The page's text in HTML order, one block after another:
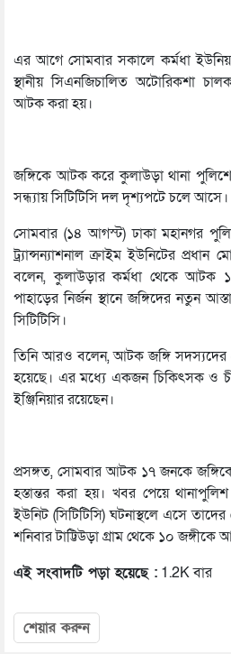
এর আগে সোমবার সকালে কর্মধা
স্থানীয় সিএনজিচালিত অটোরিকশা
আটক করা হয়।
জঙ্গিকে আটক করে কুলাউড়া থানা
সন্ধ্যায় সিটিটিসি দল দৃশ্যপটে চলে আসে।
সোমবার (১৪ আগস্ট) ঢাকা মহানগর
ট্র্যান্সন্যাশনাল ক্রাইম ইউনিটের প্রধান
বলেন, কুলাউড়ার কর্মধা থেকে আটক
পাহাড়ের নির্জন স্থানে জঙ্গিদের নতুন
সিটিটিসি।
তিনি আরও বলেন, আটক জঙ্গি সদস্যদের
হয়েছে। এর মধ্যে একজন চিকিৎসক ও
ইঞ্জিনিয়ার রয়েছেন।
প্রসঙ্গত, সোমবার আটক ১৭ জনকে
হস্তান্তর করা হয়। খবর পেয়ে
ইউনিট (সিটিটিসি) ঘটনাস্থলে এসে
শনিবার টাট্টিউড়া গ্রাম থেকে ১০
এই সংবাদটি পড়া হয়েছে : 1.2K বার
শেয়ার করুন